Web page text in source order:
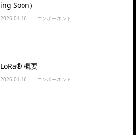
ing Soon）
2026.01.16 コンポーネント
LoRa® 概要
2026.01.16 コンポーネント